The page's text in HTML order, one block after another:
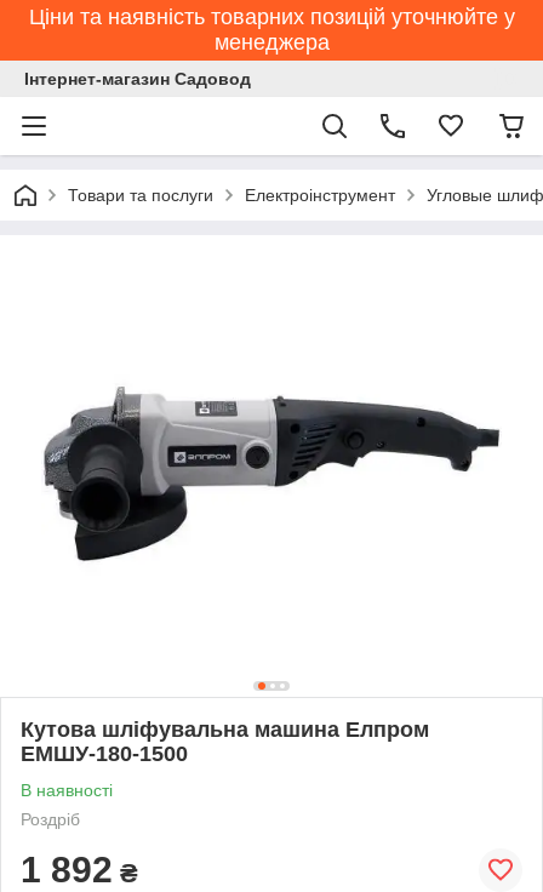
Ціни та наявність товарних позицій уточнюйте у
менеджера
Інтернет-магазин Садовод
Товари та послуги Електроінструмент Угловые
Кутова шліфувальна машина Елпром
ЕМШУ-180-1500
В наявності
Роздріб
1 892 ₴